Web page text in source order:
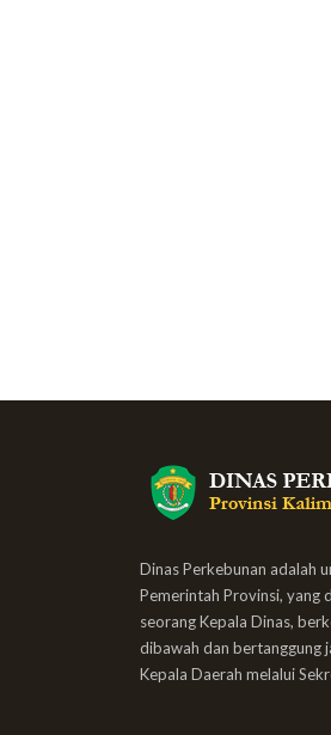
Dinas Perkebunan adalah
Pemerintah Provinsi, yang
seorang Kepala Dinas,
dibawah dan bertanggung
Kepala Daerah melalui